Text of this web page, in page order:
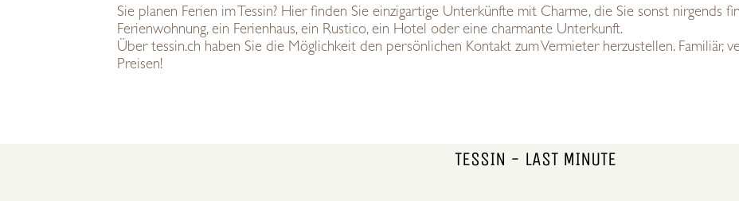
Sie planen Ferien im Tessin? Hier finden Sie einzigartige Unterkünfte mit Charme, die Sie sonst nirgends
Ferienwohnung, ein Ferienhaus, ein Rustico, ein Hotel oder eine charmante Unterkunft.
Über tessin.ch haben Sie die Möglichkeit den persönlichen Kontakt zum Vermieter herzustellen. Familiär,
Preisen!
TESSIN - LAST MINUTE